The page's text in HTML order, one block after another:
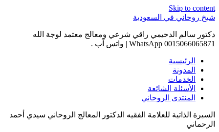
Skip to content
شيخ روحاني في السعودية
دكتور سالم الدحيمي راقي شرعي ومعالج معتمد لوجة الله
0015066065871 WhatsApp | واتس آب .
الرئيسية
المدونة
الخدمات
الأسئلة الشائعة
المنتدى الروحاني
السيرة الذاتية للعلامة الفقيه الدكتور المعالج الروحاني سيدي أحمد
الرحماني